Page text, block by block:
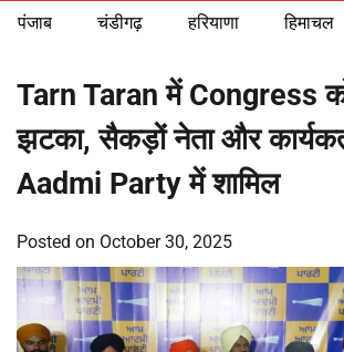
पंजाब चंडीगढ़ हरियाणा हिमाचल
Tarn Taran में Congress
झटका, सैकड़ों नेता और
Aadmi Party में शामिल
Posted on October 30, 2025